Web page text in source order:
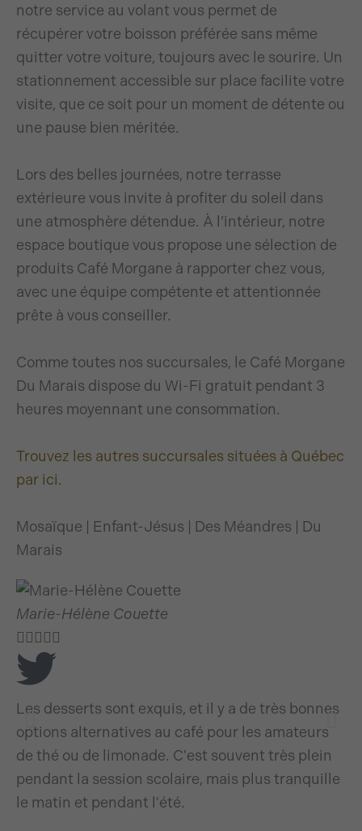
notre service au volant vous permet de
récupérer votre boisson préférée sans même
quitter votre voiture, toujours avec le sourire. Un
stationnement accessible sur place facilite votre
visite, que ce soit pour un moment de détente ou
une pause bien méritée.
Lors des belles journées, notre terrasse
extérieure vous invite à profiter du soleil dans
une atmosphère détendue. À l’intérieur, notre
espace boutique vous propose une sélection de
produits Café Morgane à rapporter chez vous,
avec une équipe compétente et attentionnée
prête à vous conseiller.
Comme toutes nos succursales, le Café Morgane
Du Marais dispose du Wi-Fi gratuit pendant 3
heures moyennant une consommation.
Trouvez les autres succursales situées à Québec
par ici.
Mosaïque | Enfant-Jésus | Des Méandres | Du
Marais
Marie-Hélène Couette

Les desserts sont exquis, et il y a de très bonnes
options alternatives au café pour les amateurs
de thé ou de limonade. C'est souvent très plein
pendant la session scolaire, mais plus tranquille
le matin et pendant l'été.